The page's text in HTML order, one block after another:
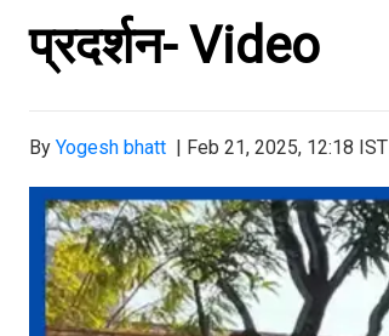
प्रदर्शन- Video
By Yogesh bhatt | Feb 21, 2025, 12:18 IST